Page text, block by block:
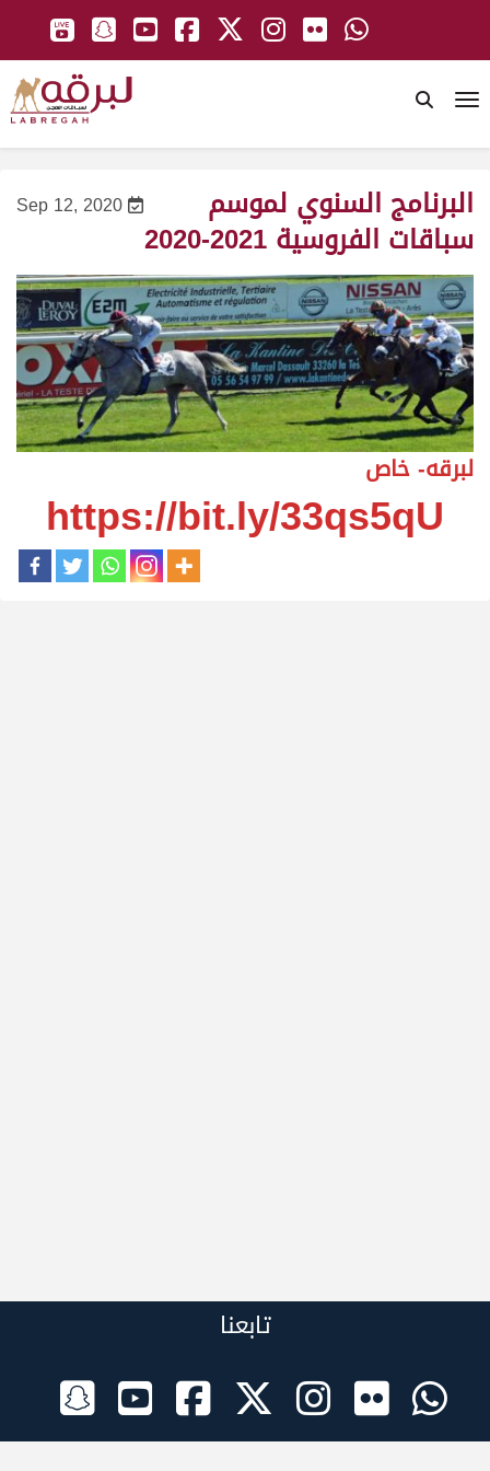
Sep 12, 2020 البرنامج السنوي لموسم
سباقات الفروسية 2021-2020
لبرقه- خاص
https://bit.ly/33qs5qU
تابعنا